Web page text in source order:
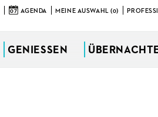
07 AGENDA MEINE AUSWAHL (0)
GENIESSEN